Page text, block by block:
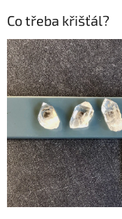
Co třeba křišťál?